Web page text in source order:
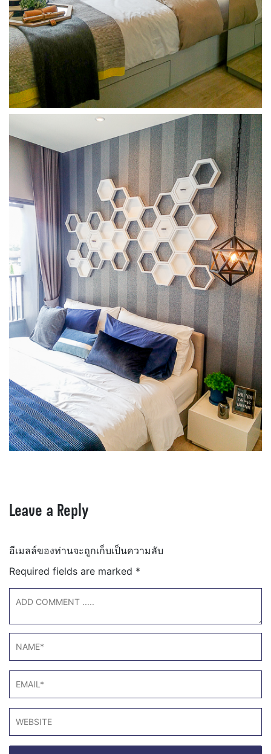
Leave a Reply
อีเมลล์ของท่านจะถูกเก็บเป็นความลับ
Required fields are marked *